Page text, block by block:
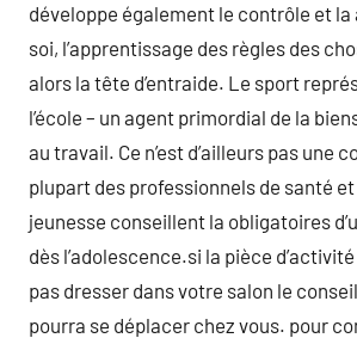
développe également le contrôle et
soi, l’apprentissage des règles des
alors la tête d’entraide. Le sport
l’école – un agent primordial de la
au travail. Ce n’est d’ailleurs pas une
plupart des professionnels de santé
jeunesse conseillent la obligatoires
dès l’adolescence.si la pièce
pas dresser dans votre salon le
pourra se déplacer chez vous. pour